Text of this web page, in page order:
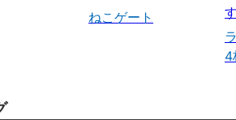
ねこゲート
4